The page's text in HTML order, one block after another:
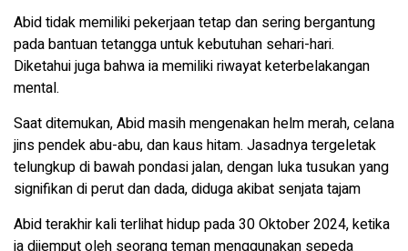
Abid tidak memiliki pekerjaan tetap dan sering bergantung
pada bantuan tetangga untuk kebutuhan sehari-hari.
Diketahui juga bahwa ia memiliki riwayat keterbelakangan
mental.
Saat ditemukan, Abid masih mengenakan helm merah, celana
jins pendek abu-abu, dan kaus hitam. Jasadnya tergeletak
telungkup di bawah pondasi jalan, dengan luka tusukan yang
signifikan di perut dan dada, diduga akibat senjata tajam
Abid terakhir kali terlihat hidup pada 30 Oktober 2024, ketika